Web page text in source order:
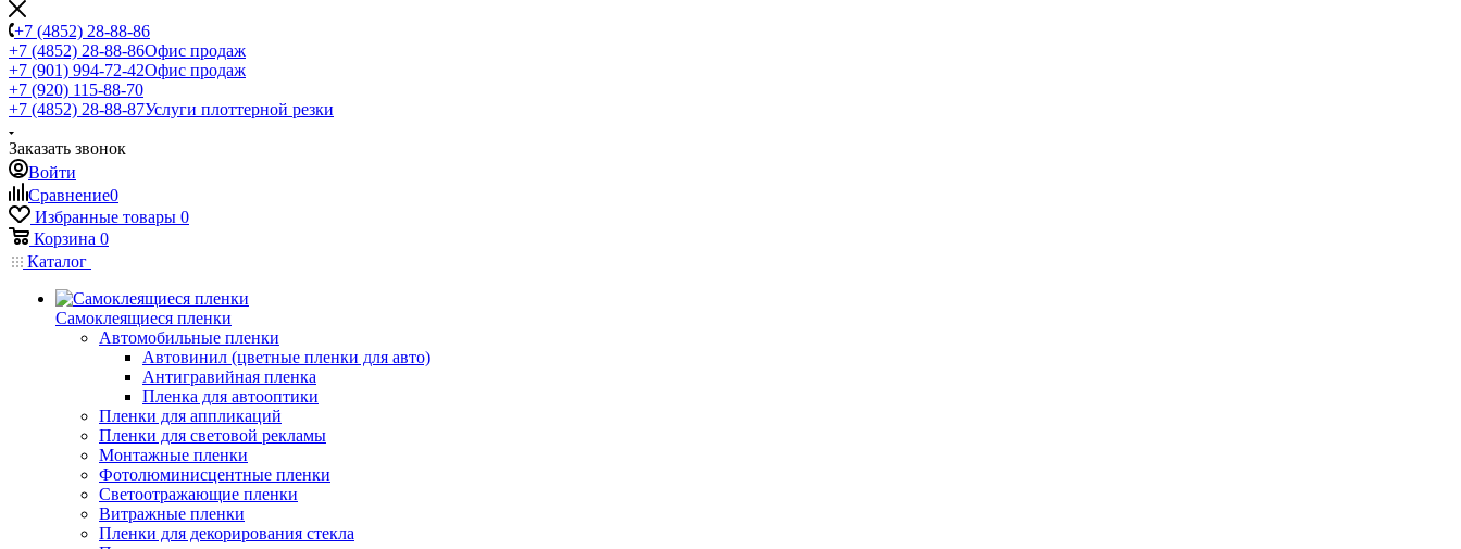
+7 (4852) 28-88-86
+7 (4852) 28-88-86Офис продаж
+7 (901) 994-72-42Офис продаж
+7 (920) 115-88-70
+7 (4852) 28-88-87Услуги плоттерной резки
Заказать звонок
Войти
Сравнение0
Избранные товары 0
Корзина 0
Каталог
Самоклеящиеся пленки
Автомобильные пленки
Автовинил (цветные пленки для авто)
Антигравийная пленка
Пленка для автооптики
Пленки для аппликаций
Пленки для световой рекламы
Монтажные пленки
Фотолюминисцентные пленки
Светоотражающие пленки
Витражные пленки
Пленки для декорирования стекла